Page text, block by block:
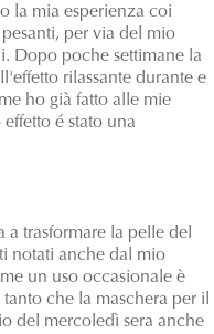
la mia esperienza coi
per via del mio
Dopo poche settimane la
rilassante durante e
ho già fatto alle mie
é stato una
a trasformare la pelle del
notati anche dal mio
un uso occasionale è
che la maschera per il
del mercoledì sera anche